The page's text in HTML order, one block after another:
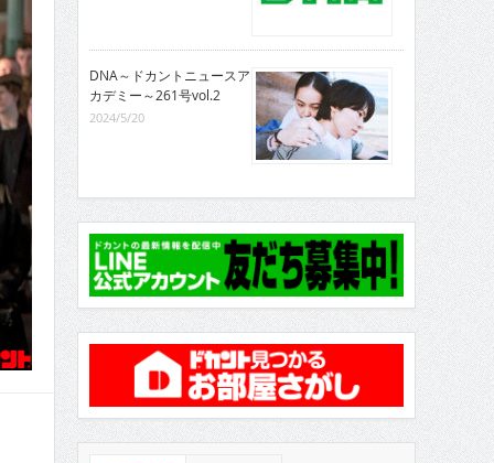
DNA～ドカントニュースア
カデミー～261号vol.2
2024/5/20